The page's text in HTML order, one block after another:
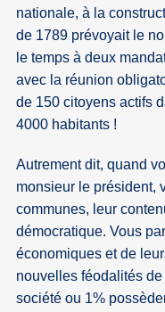
nationale, à la
de 1789 prévoyait le
le temps à deux
avec la réunion
de 150 citoyens actifs
4000 habitants !
Autrement dit, quand
monsieur le président,
communes, leur
démocratique. Vous
économiques et de
nouvelles féodalités
société ou 1%